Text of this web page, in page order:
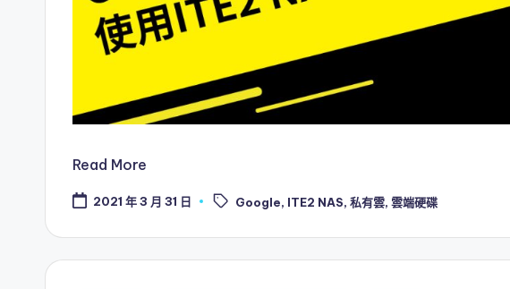
Read More
2021 年 3 月 31 日
Tags: Google, ITE2 NAS,私有雲,雲端硬碟